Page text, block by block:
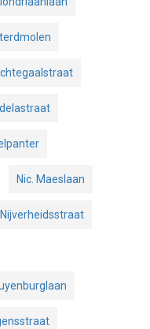
Nic. Maeslaan
Nijverheidsstraat